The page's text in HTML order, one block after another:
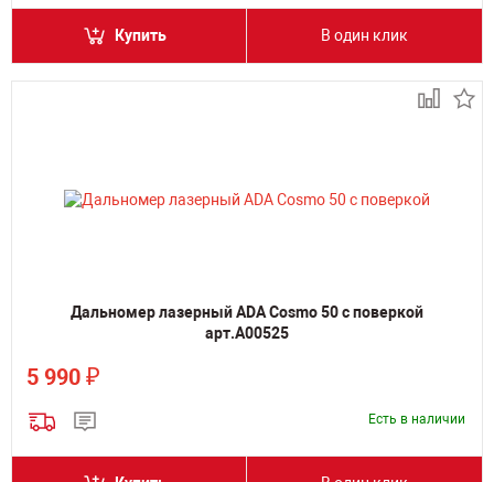
Купить В один клик
Дальномер лазерный ADA Cosmo 50 с поверкой
арт.А00525
5 990 ₽
Есть в наличии